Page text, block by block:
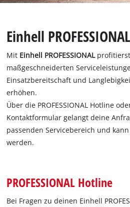
English
Einhell
Mit Einhell PROFESSIONAL
maßgeschneiderten
Einsatzbereitschaft und
erhöhen.
Über die PROFESSIONAL Hotline
Kontaktformular gelangt deine
passenden Servicebereich und
werden.
PROFESSIONAL Hotline
Bei Fragen zu deinen Einhell